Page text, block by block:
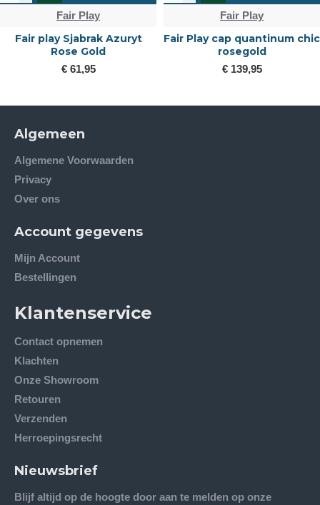
Fair Play
Fair play Sjabrak Azuryt
Rose Gold
€ 61,95
Fair Play
Fair Play cap quantinum chic
rosegold
€ 139,95
Algemeen
Algemene Voorwaarden
Privacy
Over ons
Account gegevens
Mijn Account
Bestellingen
Klantenservice
Contact opnemen
Klachten
Onze Showroom
Retouren
Verzenden
Herroepingsrecht
Nieuwsbrief
Blijf altijd op de hoogte door aan te melden op onze